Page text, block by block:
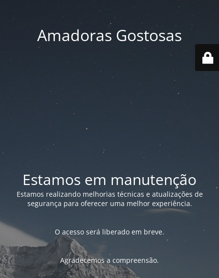
Amadoras Gostosas
Estamos em manutenção
Estamos realizando melhorias técnicas e atualizações de
segurança para oferecer uma melhor experiência.
O acesso será liberado em breve.
Agradecemos a compreensão.